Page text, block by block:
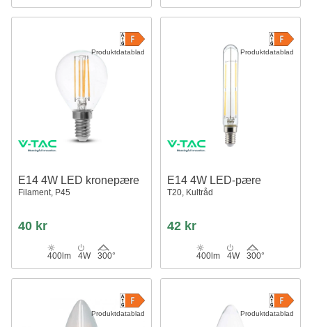
Produktdatablad
E14 4W LED kronepære
Filament, P45
40 kr
400lm 4W 300°
Produktdatablad
E14 4W LED-pære
T20, Kultråd
42 kr
400lm 4W 300°
Produktdatablad Produktdatablad